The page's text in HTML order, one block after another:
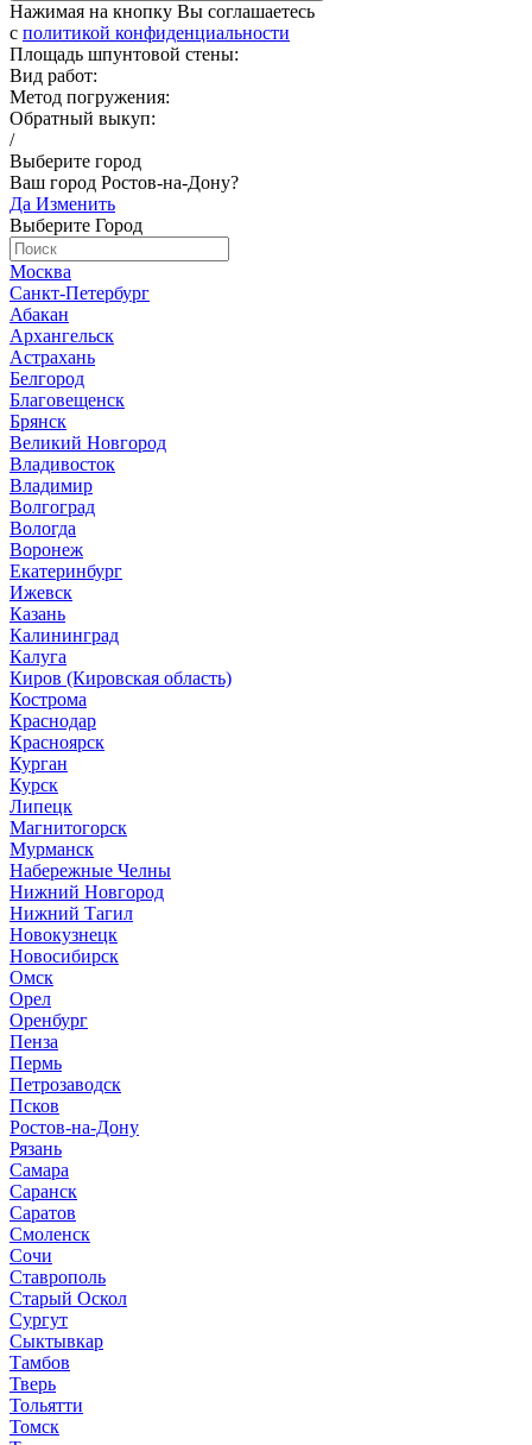
Нажимая на кнопку Вы соглашаетесь
c политикой конфиденциальности
Площадь шпунтовой стены:
Вид работ:
Метод погружения:
Обратный выкуп:
/
Выберите город
Ваш город Ростов-на-Дону?
Да Изменить
Выберите Город
Москва
Санкт-Петербург
Абакан
Архангельск
Астрахань
Белгород
Благовещенск
Брянск
Великий Новгород
Владивосток
Владимир
Волгоград
Вологда
Воронеж
Екатеринбург
Ижевск
Казань
Калининград
Калуга
Киров (Кировская область)
Кострома
Краснодар
Красноярск
Курган
Курск
Липецк
Магнитогорск
Мурманск
Набережные Челны
Нижний Новгород
Нижний Тагил
Новокузнецк
Новосибирск
Омск
Орел
Оренбург
Пенза
Пермь
Петрозаводск
Псков
Ростов-на-Дону
Рязань
Самара
Саранск
Саратов
Смоленск
Сочи
Ставрополь
Старый Оскол
Сургут
Сыктывкар
Тамбов
Тверь
Тольятти
Томск